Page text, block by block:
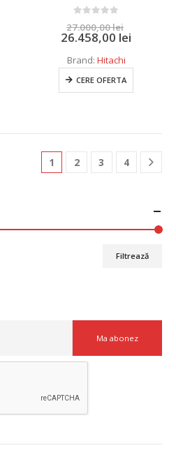
27.000,00lei
26.458,00 lei
Brand: Hitachi
CERE OFERTA
1 2 3 4
Filtrează